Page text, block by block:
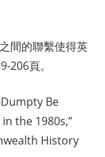
間的聯繫使得英
206頁。
Be
the 1980s,”
History